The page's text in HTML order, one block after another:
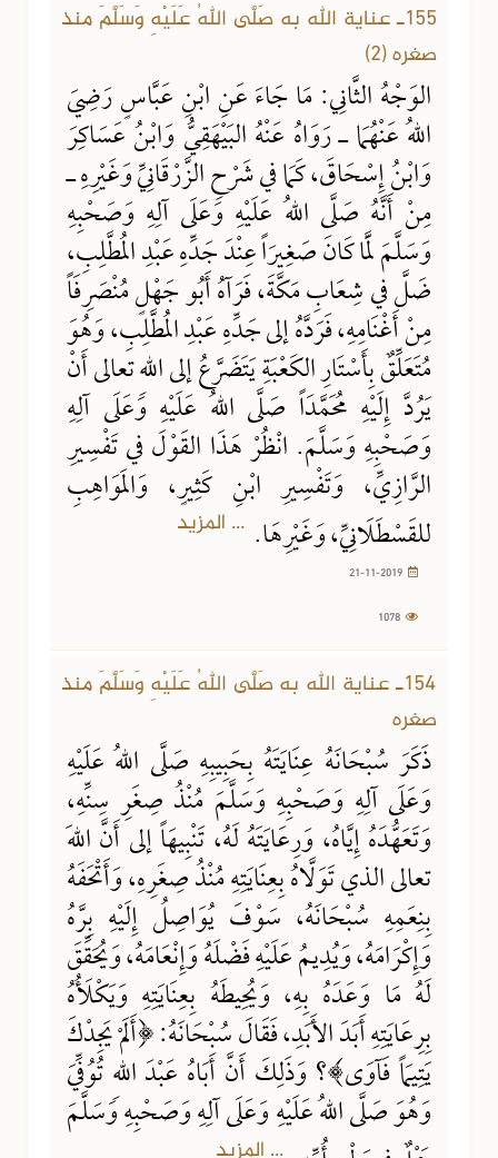
155ـ عناية الله به صَلَّى اللهُ عَلَيْهِ وَسَلَّمَ منذ
صغره (2)
الوَجْهُ الثَّانِي: مَا جَاءَ عَنِ ابْنِ عَبَّاسٍ رَضِيَ
اللهُ عَنْهُمَا ـ رَوَاهُ عَنْهُ البَيْهَقِيُّ وَابْنُ عَسَاكِرَ
وَابْنُ إِسْحَاقَ، كَمَا في شَرْحِ الزَّرْقَانِيِّ وَغَيْرِهِ ـ
مِنْ أَنَّهُ صَلَّى اللهُ عَلَيْهِ وَعَلَى آلِهِ وَصَحْبِهِ
وَسَلَّمَ لَمَّا كَانَ صَغِيرَاً عِنْدَ جَدِّهِ عَبْدِ المُطَّلِبِ،
ضَلَّ في شِعَابِ مَكَّةَ، فَرَآهُ أَبُو جَهْلٍ مُنْصَرِفَاً
مِنْ أَغْنَامِهِ، فَرَدَّهُ إلى جَدِّهِ عَبْدِ المُطَّلِبِ، وَهُوَ
مُتَعَلِّقٌ بِأَسْتَارِ الكَعْبَةِ يَتَضَرَّعُ إلى اللهِ تعالى أَنْ
يَرُدَّ إِلَيْهِ مُحَمَّدَاً صَلَّى اللهُ عَلَيْهِ وَعَلَى آلِهِ
وَصَحْبِهِ وَسَلَّمَ. انْظُرْ هَذَا القَوْلَ في تَفْسِيرِ
الرَّازِيِّ، وَتَفْسِيرِ ابْنِ كَثِيرٍ، وَالمَوَاهِبِ
للقَسْطَلَانِيِّ، وَغَيْرِهَا. ... المزيد
154ـ عناية الله به صَلَّى اللهُ عَلَيْهِ وَسَلَّمَ منذ
صغره
ذَكَرَ سُبْحَانَهُ عِنَايَتَهُ بِحَبِيبِهِ صَلَّى اللهُ عَلَيْهِ
وَعَلَى آلِهِ وَصَحْبِهِ وَسَلَّمَ مُنْذُ صِغَرِ سِنِّهِ،
وَتَعَهُّدَهُ إِيَّاهُ، وَرِعَايَتَهُ لَهُ، تَنْبِيهَاً إلى أَنَّ اللهَ
تعالى الذي تَوَلَّاهُ بِعِنَايَتِهِ مُنْذُ صِغَرِهِ، وَأَتْحَفَهُ
بِنِعَمِهِ سُبْحَانَهُ، سَوْفَ يُوَاصِلُ إِلَيْهِ بِرَّهُ
وَإِكْرَامَهُ، وَيُدِيمُ عَلَيْهِ فَضْلَهُ وَإِنْعَامَهُ، وَيُحَقِّقَ
لَهُ مَا وَعَدَهُ بِهِ، وَيُحِيطَهُ بِعِنَايَتِهِ وَيَكْلَأُهُ
بِرِعَايَتِهِ أَبَدَ الأَبَدِ، فَقَالَ سُبْحَانَهُ: ﴿أَلَمْ يَجِدْكَ
يَتِيمَاً فَآوَى﴾؟ وَذَلِكَ أَنَّ أَبَاهُ عَبْدَ اللهِ تُوُفِّيَ
وَهُوَ صَلَّى اللهُ عَلَيْهِ وَعَلَى آلِهِ وَصَحْبِهِ وَسَلَّمَ
... المزيد